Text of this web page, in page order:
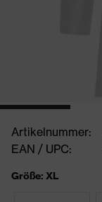
Artikelnummer:
EAN / UPC:
Größe: XL